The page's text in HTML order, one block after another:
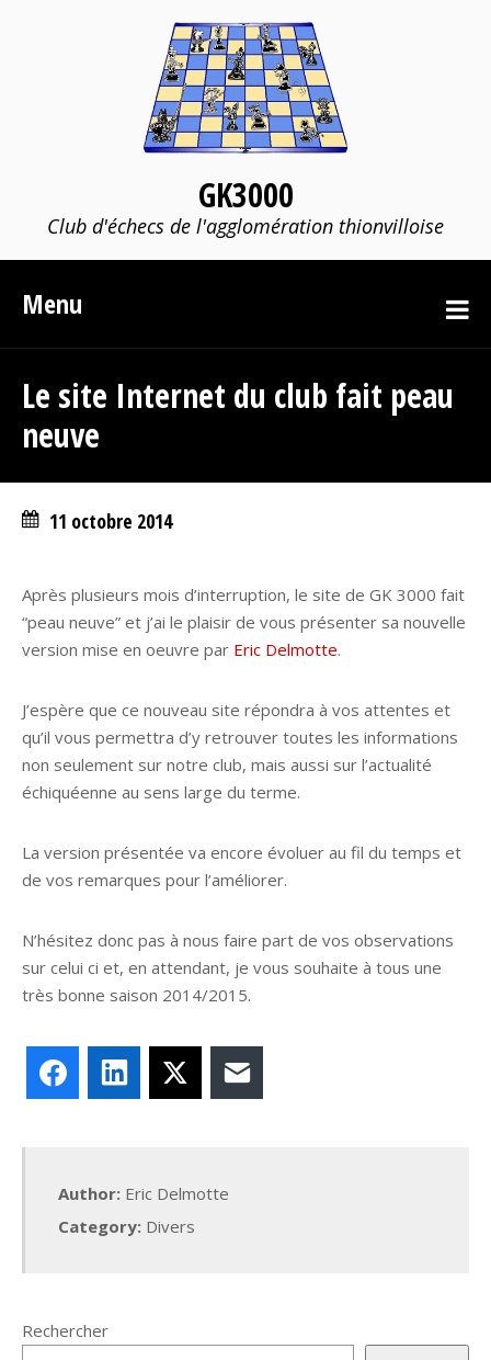
GK3000
Club d'échecs de l'agglomération thionvilloise
Menu
Le site Internet du club fait peau
neuve
11 octobre 2014
Après plusieurs mois d’interruption, le site de GK 3000 fait
“peau neuve” et j’ai le plaisir de vous présenter sa nouvelle
version mise en oeuvre par Eric Delmotte.
J’espère que ce nouveau site répondra à vos attentes et
qu’il vous permettra d’y retrouver toutes les informations
non seulement sur notre club, mais aussi sur l’actualité
échiquéenne au sens large du terme.
La version présentée va encore évoluer au fil du temps et
de vos remarques pour l’améliorer.
N’hésitez donc pas à nous faire part de vos observations
sur celui ci et, en attendant, je vous souhaite à tous une
très bonne saison 2014/2015.
FacebookLinkedIn
Author: Eric Delmotte
Category: Divers
Rechercher